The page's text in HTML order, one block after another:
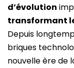
d’évolution
transformant
Depuis
briques
nouvelle ère de